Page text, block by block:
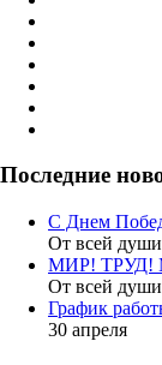
Последние
С Днем
От всей
МИР! ТРУД!
От всей души
График
30 апреля